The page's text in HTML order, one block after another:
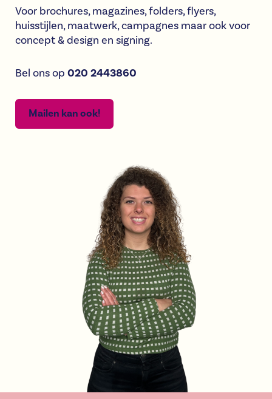
Voor brochures, magazines, folders, flyers,
huisstijlen, maatwerk, campagnes maar ook voor
concept & design en signing.
Bel ons op 020 2443860
Mailen kan ook!